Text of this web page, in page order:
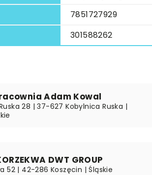
7851727929
301588262
Adam Kowal
28 | 37-627 Kobylnica Ruska |
DWT GROUP
52 | 42-286 Koszęcin | Śląskie